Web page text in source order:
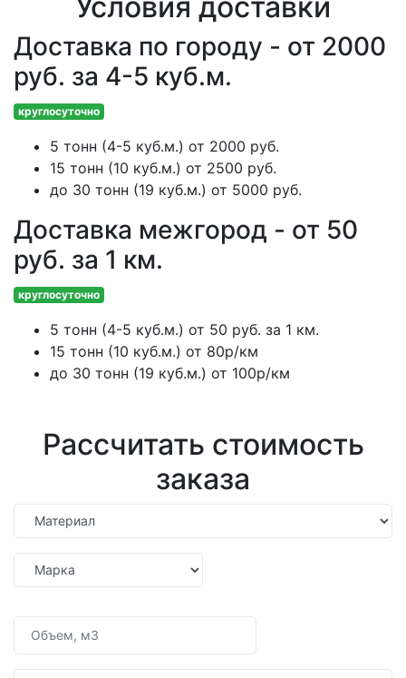
Доставка по городу - от 2000
руб. за 4-5 куб.м.
круглосуточно
5 тонн (4-5 куб.м.) от 2000 руб.
15 тонн (10 куб.м.) от 2500 руб.
до 30 тонн (19 куб.м.) от 5000 руб.
Доставка межгород - от 50
руб. за 1 км.
круглосуточно
5 тонн (4-5 куб.м.) от 50 руб. за 1 км.
15 тонн (10 куб.м.) от 80р/км
до 30 тонн (19 куб.м.) от 100р/км
Рассчитать стоимость
заказа